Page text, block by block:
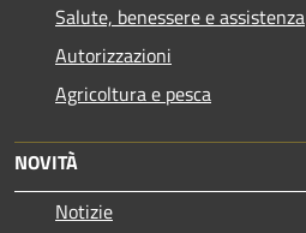
Salute, benessere e assistenza
Autorizzazioni
Agricoltura e pesca
NOVITÀ
Notizie